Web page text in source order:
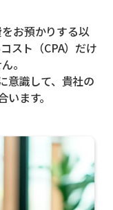
お預かりする以
スト（CPA）だけ
。
意識して、貴社の
ます。